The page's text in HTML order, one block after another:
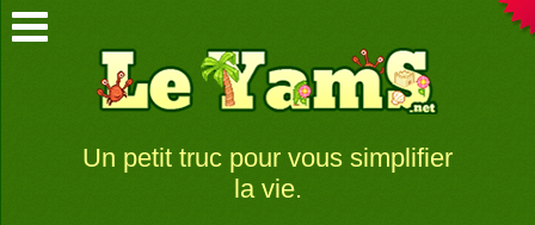
Un petit truc pour vous simplifier
la vie.